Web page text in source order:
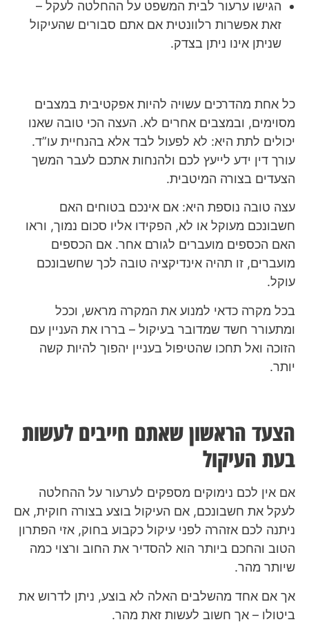
הגישו ערעור לבית המשפט על ההחלטה לעקל –
זאת אפשרות רלוונטית אם אתם סבורים שהעיקול
שניתן אינו ניתן בצדק.
כל אחת מהדרכים עשויה להיות אפקטיבית במצבים
מסוימים, ובמצבים אחרים לא. העצה הכי טובה שאנו
יכולים לתת היא: לא לפעול לבד אלא בהנחיית עו”ד.
עורך דין ידע לייעץ לכם ולהנחות אתכם לעבר המשך
הצעדים בצורה המיטבית.
עצה טובה נוספת היא: אם אינכם בטוחים האם
חשבונכם מעוקל או לא, הפקידו אליו סכום נמוך, וראו
האם הכספים מועברים לגורם אחר. אם הכספים
מועברים, זו תהיה אינדיקציה טובה לכך שחשבונכם
עוקל.
בכל מקרה כדאי למנוע את המקרה מראש, וככל
ומתעורר חשד שמדובר בעיקול – בררו את העניין עם
הזוכה ואל תחכו שהטיפול בעניין יהפוך להיות קשה
יותר.
הצעד הראשון שאתם חייבים לעשות
בעת העיקול
אם אין לכם נימוקים מספקים לערעור על ההחלטה
לעקל את חשבונכם, אם העיקול בוצע בצורה חוקית, אם
ניתנה לכם אזהרה לפני עיקול כקבוע בחוק, אזי הפתרון
הטוב והחכם ביותר הוא להסדיר את החוב ורצוי כמה
שיותר מהר.
אך אם אחד מהשלבים האלה לא בוצע, ניתן לדרוש את
ביטולו – אך חשוב לעשות זאת מהר.